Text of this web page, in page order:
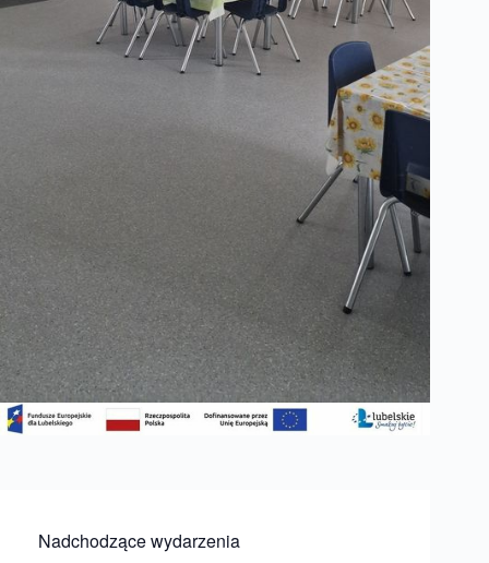
Nadchodzące wydarzenia